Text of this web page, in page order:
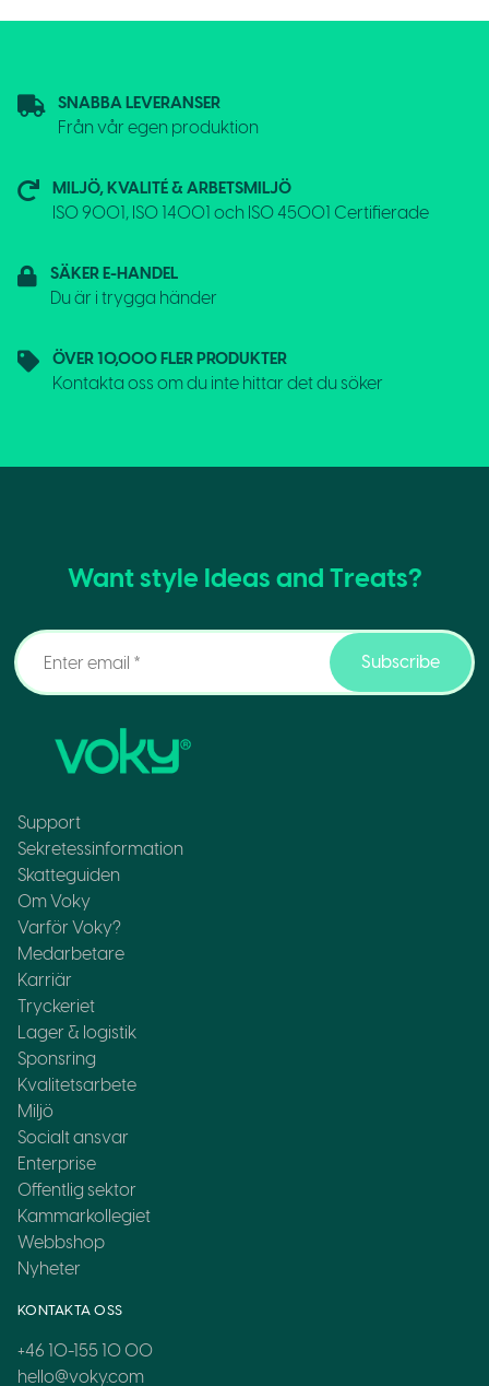
SNABBA LEVERANSER
Från vår egen produktion
MILJÖ, KVALITÉ & ARBETSMILJÖ
ISO 9001, ISO 14001 och ISO 45001 Certifierade
SÄKER E-HANDEL
Du är i trygga händer
ÖVER 10,000 FLER PRODUKTER
Kontakta oss om du inte hittar det du söker
Want style Ideas and Treats?
Subscribe
Support
Sekretessinformation
Skatteguiden
Om Voky
Varför Voky?
Medarbetare
Karriär
Tryckeriet
Lager & logistik
Sponsring
Kvalitetsarbete
Miljö
Socialt ansvar
Enterprise
Offentlig sektor
Kammarkollegiet
Webbshop
Nyheter
KONTAKTA OSS
+46 10-155 10 00
hello@voky.com